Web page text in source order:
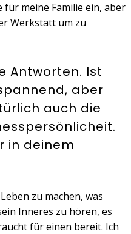
meine Familie ein, aber
Werkstatt um zu
Antworten. Ist
aber
auch die
in deinem
zu machen, was
Inneres zu hören, es
für einen bereit. Ich